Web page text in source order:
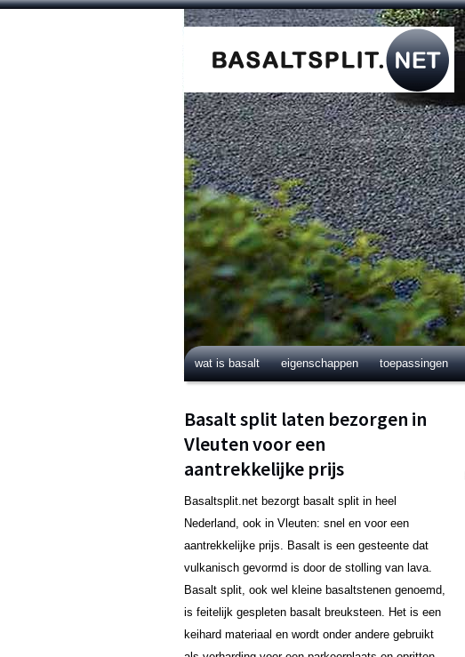
wat is basalt eigenschappen toepassingen
Basalt split laten bezorgen in
Vleuten voor een
aantrekkelijke prijs
Basaltsplit.net bezorgt basalt split in heel
Nederland, ook in Vleuten: snel en voor een
aantrekkelijke prijs. Basalt is een gesteente dat
vulkanisch gevormd is door de stolling van lava.
Basalt split, ook wel kleine basaltstenen genoemd,
is feitelijk gespleten basalt breuksteen. Het is een
keihard materiaal en wordt onder andere gebruikt